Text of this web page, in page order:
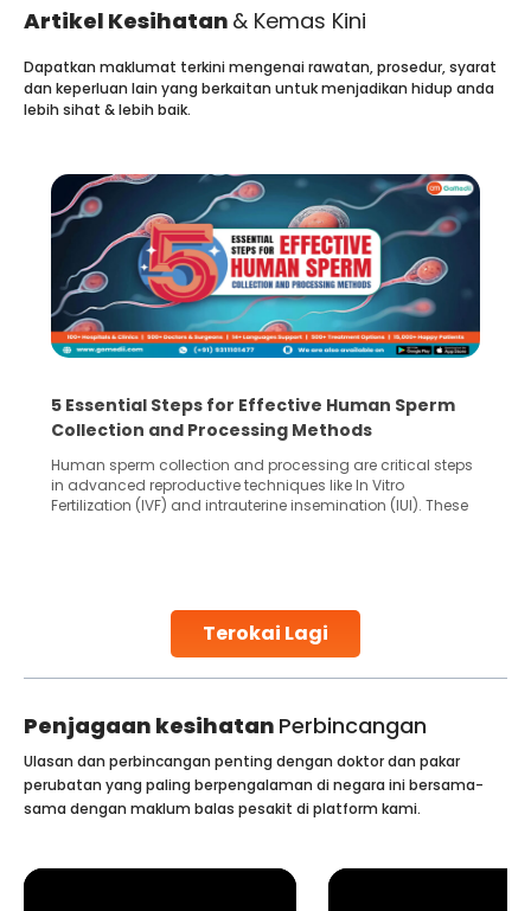
Artikel Kesihatan & Kemas Kini
Terokai Lagi
Dapatkan maklumat terkini mengenai rawatan, prosedur, syarat
dan keperluan lain yang berkaitan untuk menjadikan hidup anda
lebih sihat & lebih baik.
5 Essential Steps for Effective Human Sperm
Collection and Processing Methods
Human sperm collection and processing are critical steps
in advanced reproductive techniques like In Vitro
Fertilization (IVF) and intrauterine insemination (IUI). These
collected, they process the
Penjagaan kesihatan Perbincangan
Ulasan dan perbincangan penting dengan doktor dan pakar
perubatan yang paling berpengalaman di negara ini bersama-
sama dengan maklum balas pesakit di platform kami.